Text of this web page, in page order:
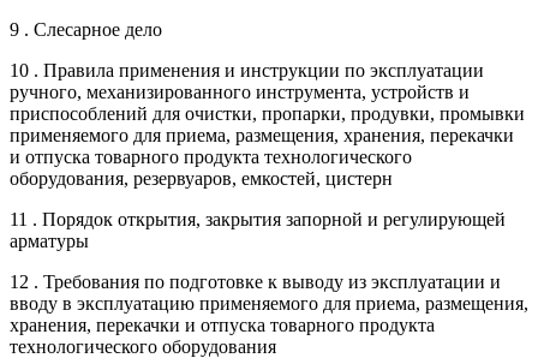
9 . Слесарное дело
10 . Правила применения и инструкции по эксплуатации
ручного, механизированного инструмента, устройств и
приспособлений для очистки, пропарки, продувки, промывки
применяемого для приема, размещения, хранения, перекачки
и отпуска товарного продукта технологического
оборудования, резервуаров, емкостей, цистерн
11 . Порядок открытия, закрытия запорной и регулирующей
арматуры
12 . Требования по подготовке к выводу из эксплуатации и
вводу в эксплуатацию применяемого для приема, размещения,
хранения, перекачки и отпуска товарного продукта
технологического оборудования